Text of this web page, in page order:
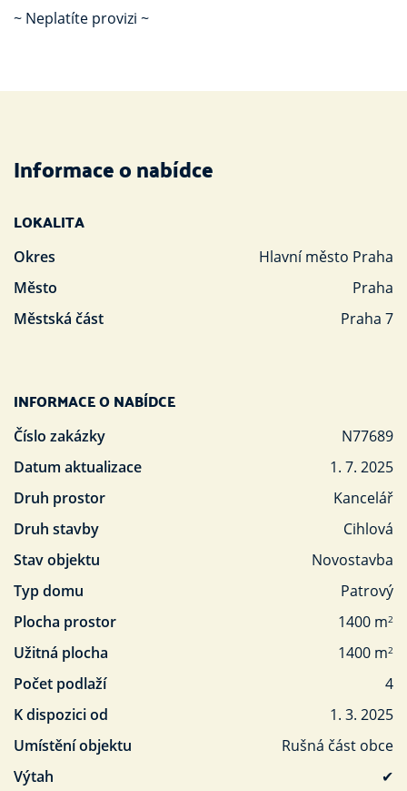
~ Neplatíte provizi ~
Informace o nabídce
LOKALITA
Okres
Hlavní město Praha
Město
Praha
Městská část
Praha 7
INFORMACE O NABÍDCE
Číslo zakázky
N77689
Datum aktualizace
1. 7. 2025
Druh prostor
Kancelář
Druh stavby
Cihlová
Stav objektu
Novostavba
Typ domu
Patrový
Plocha prostor
1400 m2
Užitná plocha 1400 m2
Počet podlaží
4
K dispozici od
1. 3. 2025
Umístění objektu
Rušná část obce
Výtah
✔